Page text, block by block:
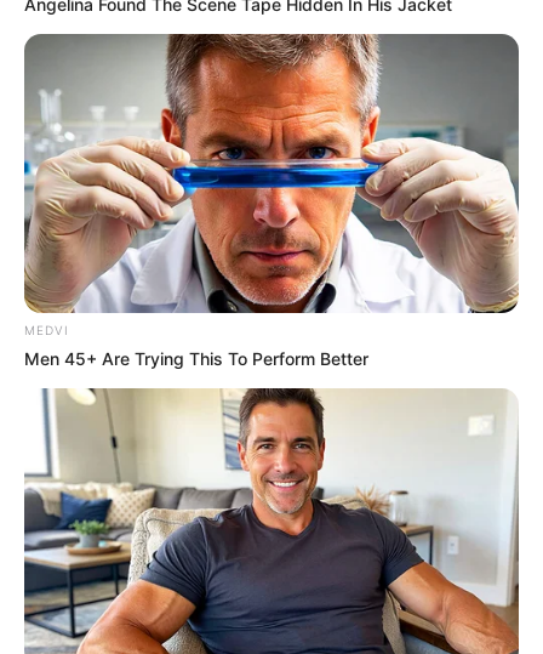
Horoscope.mthai.com
ปัญหาลูกดื้อ
นักเขียน
อิสฺวาสุ
เชื่อในสิ่งที่เฮ็ด เฮ็ดในสิ่งที่เชื่อ
Angelina Found The Scene Tape Hidden In His Jacket
MEDVI
Men 45+ Are Trying This To Perform Better